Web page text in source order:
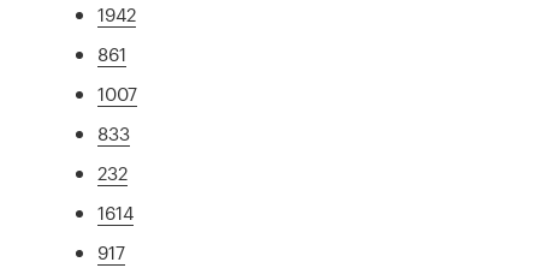
1942
861
1007
833
232
1614
917